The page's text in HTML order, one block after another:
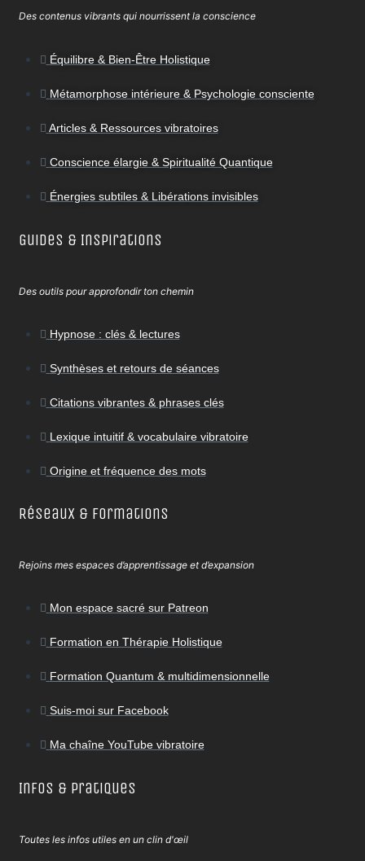
Des contenus vibrants qui nourrissent la conscience
Équilibre & Bien-Être Holistique
Métamorphose intérieure & Psychologie consciente
Articles & Ressources vibratoires
Conscience élargie & Spiritualité Quantique
Énergies subtiles & Libérations invisibles
Guides & Inspirations
Des outils pour approfondir ton chemin
Hypnose : clés & lectures
Synthèses et retours de séances
Citations vibrantes & phrases clés
Lexique intuitif & vocabulaire vibratoire
Origine et fréquence des mots
Réseaux & Formations
Rejoins mes espaces d’apprentissage et d’expansion
Mon espace sacré sur Patreon
Formation en Thérapie Holistique
Formation Quantum & multidimensionnelle
Suis-moi sur Facebook
Ma chaîne YouTube vibratoire
Infos & Pratiques
Toutes les infos utiles en un clin d'œil